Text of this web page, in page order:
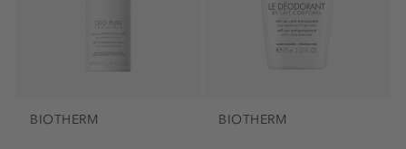
BIOTHERM BIOTHERM